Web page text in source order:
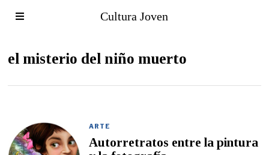
Cultura Joven
el misterio del niño muerto
ARTE
Autorretratos entre la pintura